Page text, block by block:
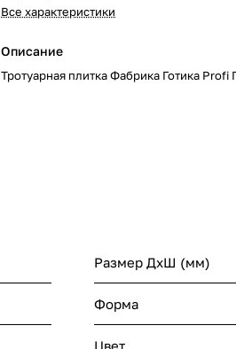
Все характеристики
Описание
Тротуарная плитка Фабрика Готика Profi
Размер ДхШ (мм)
Форма
Цвет